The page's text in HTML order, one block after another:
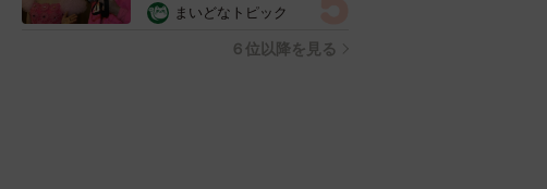
ン状態の部屋に呆然
まいどなトピック
６位以降を見る